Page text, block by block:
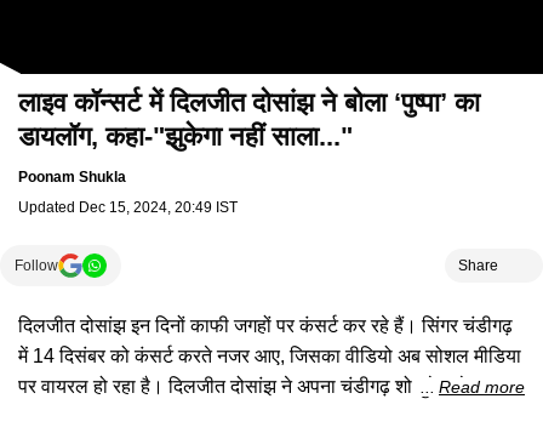
लाइव कॉन्सर्ट में दिलजीत दोसांझ ने बोला ‘पुष्पा’ का
डायलॉग, कहा-"झुकेगा नहीं साला..."
Poonam Shukla
Updated Dec 15, 2024, 20:49 IST
Follow Share
दिलजीत दोसांझ इन दिनों काफी जगहों पर कंसर्ट कर रहे हैं। सिंगर चंडीगढ़
में 14 दिसंबर को कंसर्ट करते नजर आए, जिसका वीडियो अब सोशल मीडिया
पर वायरल हो रहा है। दिलजीत दोसांझ ने अपना चंडीगढ़ शो गुकेश के नाम
Read more